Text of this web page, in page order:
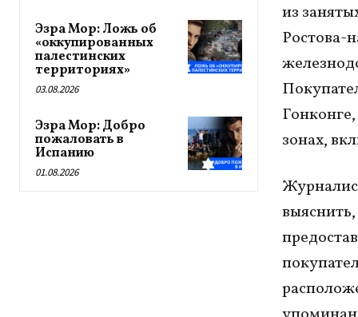
Эзра Мор: Ложь об
«оккупированных
палестинских
территориях»
03.08.2026
Эзра Мор: Добро
пожаловать в
Испанию
01.08.2026
из
Ростова-
зонах,